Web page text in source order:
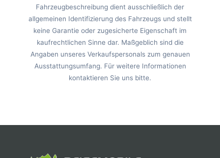
Fahrzeugbeschreibung dient ausschließlich der
allgemeinen Identifizierung des Fahrzeugs und stellt
keine Garantie oder zugesicherte Eigenschaft im
kaufrechtlichen Sinne dar. Maßgeblich sind die
Angaben unseres Verkaufspersonals zum genauen
Ausstattungsumfang. Für weitere Informationen
kontaktieren Sie uns bitte.